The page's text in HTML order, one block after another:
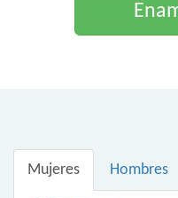
Mujeres Hombres